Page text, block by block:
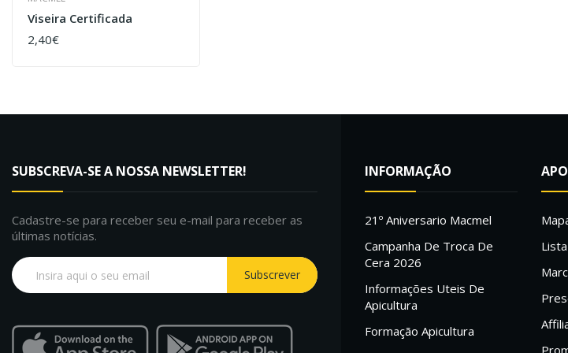
Viseira Certificada
2,40€
COMPRAR
SUBSCREVA-SE A NOSSA NEWSLETTER!
Cadastre-se para receber seu e-mail para receber as
últimas notícias.
Subscrever
INFORMAÇÃO
21º Aniversario Macmel
Campanha De Troca De
Cera 2026
Informações Uteis De
Apicultura
Formação Apicultura